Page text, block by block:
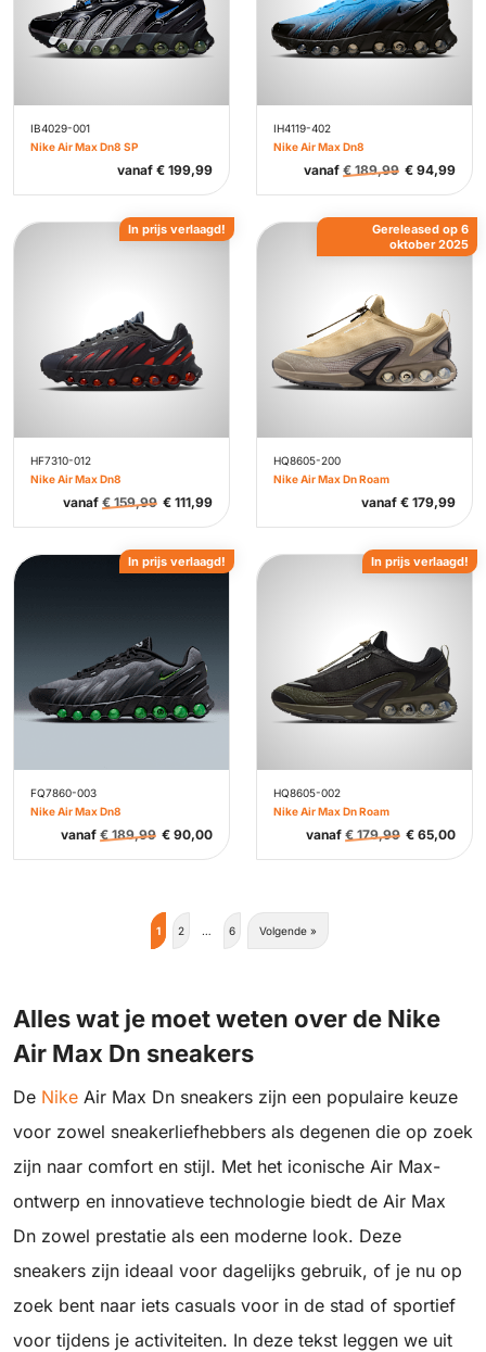
IB4029-001
Nike Air Max Dn8 SP
vanaf € 199,99
IH4119-402
Nike Air Max Dn8
vanaf €189,99 € 94,99
HF7310-012
Nike Air Max Dn8
vanaf €159,99 € 111,99
In prijs verlaagd!
HQ8605-200
Nike Air Max Dn Roam
vanaf € 179,99
Gereleased op 6
oktober 2025
FQ7860-003
Nike Air Max Dn8
vanaf €189,99 € 90,00
In prijs verlaagd!
HQ8605-002
Nike Air Max Dn Roam
vanaf €179,99 € 65,00
In prijs verlaagd!
1 2 … 6 Volgende »
Alles wat je moet weten over de Nike
Air Max Dn sneakers
De Nike Air Max Dn sneakers zijn een populaire keuze
voor zowel sneakerliefhebbers als degenen die op zoek
zijn naar comfort en stijl. Met het iconische Air Max-
ontwerp en innovatieve technologie biedt de Air Max
Dn zowel prestatie als een moderne look. Deze
sneakers zijn ideaal voor dagelijks gebruik, of je nu op
zoek bent naar iets casuals voor in de stad of sportief
voor tijdens je activiteiten. In deze tekst leggen we uit